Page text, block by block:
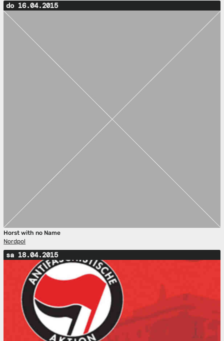
do 16.04.2015
Horst with no Name
Nordpol
sa 18.04.2015